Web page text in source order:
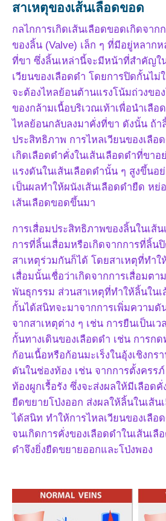
สาเหตุของเส้นเลือดขอด
กลไกการเกิดเส้นเลือดขอดเกิดจาก
ของลิ้น (Valve) เล็ก ๆ ที่มีอยู่หลากห
ที่ขา ซึ่งลิ้นเหล่านี้จะมีหน้าที่สำคัญใ
เวียนของเลือดดำ โดยการปิดกั้นไม่
จะต้องไหลย้อนต้านแรงโน้มถ่วงขอ
ของกล้ามเนื้อบริเวณเท้าเพื่อนำเลื
ไหลย้อนกลับลงมาคั่งที่ขา ดังนั้น ถ้า
ประสิทธิภาพ การไหลเวียนของเลือ
เกิดเลือดดำคั่งในเส้นเลือดดำที่ขาอ
แรงดันในเส้นเลือดดำนั้น ๆ สูงขึ้นอย่
เป็นผลทำให้ผนังเส้นเลือดดำยืด หย่
เส้นเลือดขอดขึ้นมา
การเสื่อมประสิทธิภาพของลิ้นในเส้
การที่ลิ้นเสื่อมหรือเกิดจากการที่ลิ้น
สาเหตุร่วมกันก็ได้ โดยสาเหตุที่ทำใ
เสื่อมนั้นเชื่อว่าเกิดจากการเสื่อมตา
พันธุกรรม ส่วนสาเหตุที่ทำให้ลิ้นในเ
กั้นได้สนิทจะมาจากการเพิ่มความดั
จากสาเหตุต่าง ๆ เช่น การยืนเป็นเ
กั้นทางเดินของเลือดดำ เช่น การก
ก้อนเนื้อหรือก้อนมะเร็งในอุ้งเชิงกร
ดันในช่องท้อง เช่น จากการตั้งครร
ท้องผูกเรื้อรัง ซึ่งจะส่งผลให้มีเลือดคั่
ยืดขยายโป่งออก ส่งผลให้ลิ้นในเส้น
ได้สนิท ทำให้การไหลเวียนของเลือ
จนเกิดการคั่งของเลือดดำในเส้นเลื
ดำจึงยิ่งยืดขยายออกและโป่งพอง